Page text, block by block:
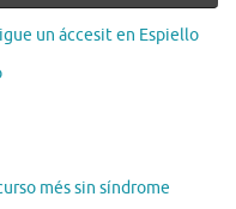
un áccesit en Espiello
més sin síndrome